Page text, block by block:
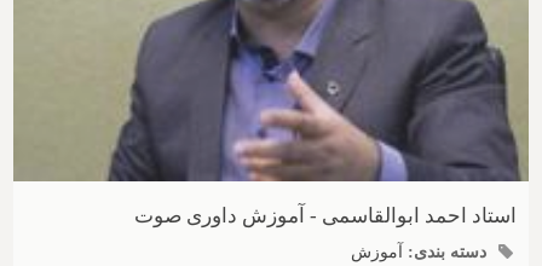
استاد احمد ابوالقاسمی - آموزش داوری صوت
دسته بندی: آموزش